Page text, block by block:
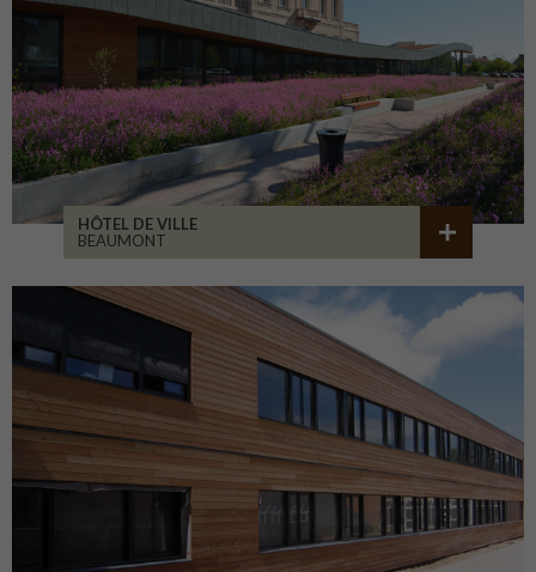
HÔTEL DE VILLE
BEAUMONT